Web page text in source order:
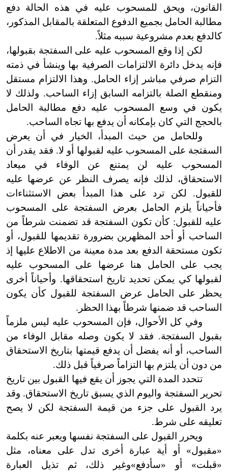
القانون، ويحق للمسحوب عليه في هذه الحالة دفع
مطالبة الحامل بجميع الدفوع المتعلقة بالمقابل المذكور،
كالدفع بعدم مشروعية سببه مثلاً.
لكن إذا وقع المسحوب عليه على السفتجة بقبولها،
فإنه يدخل دائرة الالتزامات الصرفية بها وينشأ في ذمته
التزام صرفي مباشر إزاء الحامل. وهذا الالتزام مستقل
ومنقطع الصلة بالتزامه السابق إزاء الساحب. ولذلك لا
يكون في وسع المسحوب عليه دفع مطالبة الحامل
بالحجج التي كان بإمكانه أن يدفع بها تجاه الساحب.
وللحامل من حيث المبدأ، الخيار في أن يعرض
السفتجة على المسحوب عليه لقبولها أو لا. فقد يقدر أن
المسحوب عليه لن يمتنع عن الوفاء في ميعاد
الاستحقاق، لذلك فإنه يصرف النظر عن عرضها عليه
للقبول. لكن ترد على هذا المبدأ بعض الاستثناءات
فأحياناً يلزم الحامل بعرض السفتجة على المسحوب
عليه للقبول: كأن تكون السفتجة قد تضمنت شرطاً من
الساحب أو أحد المظهرين بضرورة تقديمها للقبول، أو
تكون مستحقة الدفع بعد مدة معينة من الاطلاع عليها إذ
يجب على الحامل هنا عرضها على المسحوب عليه
لقبولها كي يمكن تحديد تاريخ استحقاقها. وأحياناً أخرى
يحظر على الحامل عرض السفتجة للقبول كأن يكون
الساحب قد ضمنها شرطاً بهذا الحظر.
وفي كل الأحوال، فإن المسحوب عليه ليس ملزماً
بقبول السفتجة. فقد لا يكون وصله مقابل الوفاء من
الساحب، أو أنه يفضل أن يدفع قيمتها بتاريخ الاستحقاق
من دون أن يلتزم بها التزاماً صرفياً قبل ذلك.
تتحدد المدة التي يجوز أن يقع فيها القبول بين تاريخ
تحرير السفتجة واليوم الذي يسبق تاريخ الاستحقاق. وقد
يرد القبول على جزء من قيمة السفتجة لكن لا يصح
تعليقه على شرط.
ويحرر القبول على السفتجة نفسها ويعبر عنه بكلمة
«مقبول» أو أية عبارة أخرى تدل على معناه، مثل
«قبلت» أو «سأدفع»وغير ذلك، ثم تذيل العبارة